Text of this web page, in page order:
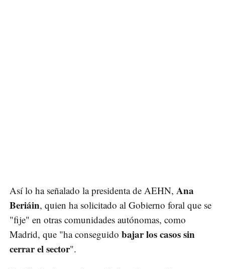
Así lo ha señalado la presidenta de AEHN, Ana
Beriáin, quien ha solicitado al Gobierno foral que se
"fije" en otras comunidades autónomas, como
Madrid, que "ha conseguido bajar los casos sin
cerrar el sector".